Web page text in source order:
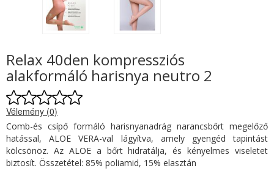
Relax 40den kompressziós
alakformáló harisnya neutro 2
Vélemény (0)
Comb-és csípő formáló harisnyanadrág narancsbőrt megelőző
hatással, ALOE VERA-val lágyítva, amely gyengéd tapintást
kölcsönöz. Az ALOE a bőrt hidratálja, és kényelmes viseletet
biztosít. Összetétel: 85% poliamid, 15% elasztán